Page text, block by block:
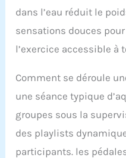
dans l’eau réduit le
sensations douces
l’exercice accessible à
Comment se déroule
une séance typique
groupes sous la
des playlists
participants. les